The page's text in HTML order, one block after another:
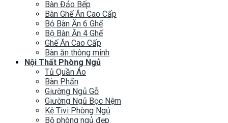
Bàn Đảo Bếp
Bàn Ghế Ăn Cao Cấp
Bộ Bàn Ăn 6 Ghế
Bộ Bàn Ăn 4 Ghế
Ghế Ăn Cao Cấp
Bàn ăn thông minh
Nội Thất Phòng Ngủ
Tủ Quần Áo
Bàn Phấn
Giường Ngủ Gỗ
Giường Ngủ Bọc Nệm
Kệ Tivi Phòng Ngủ
Bộ phòng ngủ đẹp